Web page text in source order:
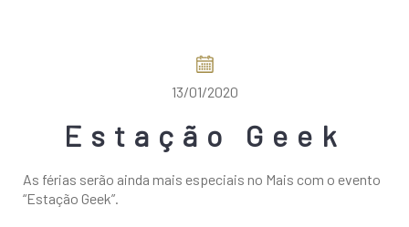
13/01/2020
Estação Geek
As férias serão ainda mais especiais no Mais com o evento
“Estação Geek”.